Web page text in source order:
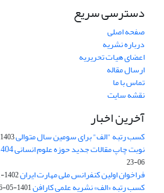
دسترسی سریع
صفحه اصلی
درباره نشریه
اعضای هیات تحریریه
ارسال مقاله
تماس با ما
نقشه سایت
آخرین اخبار
کسب رتبه "الف" برای سومین سال متوالی1403-02-01
نوبت چاپ مقالات جدید حوزه علوم انسانی 1404و به بعد خواهد بود
06-23
فراخوان اولین کنفرانس ملی مهارت ایران1402-01-28
کسب رتبه «الف» نشریه علمی کارافن1401-05-06